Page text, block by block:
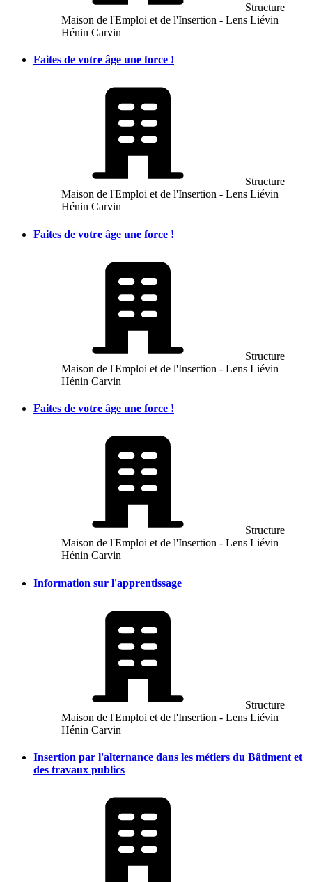
Structure
Maison de l'Emploi et de l'Insertion - Lens Liévin
Hénin Carvin
Faites de votre âge une force !
Structure
Maison de l'Emploi et de l'Insertion - Lens Liévin
Hénin Carvin
Faites de votre âge une force !
Structure
Maison de l'Emploi et de l'Insertion - Lens Liévin
Hénin Carvin
Faites de votre âge une force !
Structure
Maison de l'Emploi et de l'Insertion - Lens Liévin
Hénin Carvin
Information sur l'apprentissage
Structure
Maison de l'Emploi et de l'Insertion - Lens Liévin
Hénin Carvin
Insertion par l'alternance dans les métiers du Bâtiment et
des travaux publics